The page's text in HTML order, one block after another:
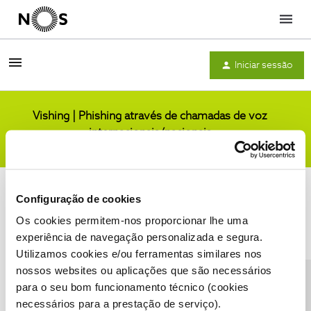
Configuração de cookies
Os cookies permitem-nos proporcionar lhe uma
experiência de navegação personalizada e segura.
Utilizamos cookies e/ou ferramentas similares nos
nossos websites ou aplicações que são necessários
para o seu bom funcionamento técnico (cookies
necessários para a prestação de serviço).
Menu
Iniciar sessão
Vishing | Phishing através de chamadas de voz
internacionais/nacionais
Condições do Fórum NOS Accessibility statement